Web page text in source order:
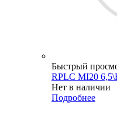
Быстрый
RPLC MI20
Нет в наличии
Подробнее